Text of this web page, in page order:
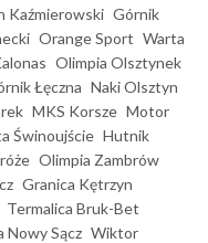
Kaźmierowski Górnik
Orange Sport Warta
Olimpia Olsztynek
Łęczna Naki Olsztyn
MKS Korsze Motor
Świnoujście Hutnik
Olimpia Zambrów
Granica Kętrzyn
Termalica Bruk-Bet
Nowy Sącz Wiktor